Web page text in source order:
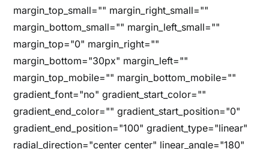
margin_top_small="" margin_right_small=""
margin_bottom_small="" margin_left_small=""
margin_top="0" margin_right=""
margin_bottom="30px" margin_left=""
margin_top_mobile="" margin_bottom_mobile=""
gradient_font="no" gradient_start_color=""
gradient_end_color="" gradient_start_position="0"
gradient_end_position="100" gradient_type="linear"
radial_direction="center center" linear_angle="180"